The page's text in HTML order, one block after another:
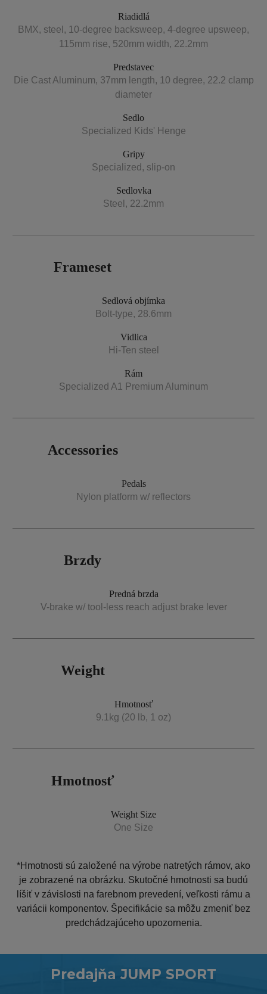
Riadidlá
BMX, steel, 10-degree backsweep, 4-degree upsweep,
115mm rise, 520mm width, 22.2mm
Predstavec
Die Cast Aluminum, 37mm length, 10 degree, 22.2 clamp
diameter
Sedlo
Specialized Kids' Henge
Gripy
Specialized, slip-on
Sedlovka
Steel, 22.2mm
Frameset
Sedlová objímka
Bolt-type, 28.6mm
Vidlica
Hi-Ten steel
Rám
Specialized A1 Premium Aluminum
Accessories
Pedals
Nylon platform w/ reflectors
Brzdy
Predná brzda
V-brake w/ tool-less reach adjust brake lever
Weight
Hmotnosť
9.1kg (20 lb, 1 oz)
Hmotnosť
Weight Size
One Size
*Hmotnosti sú založené na výrobe natretých rámov, ako
je zobrazené na obrázku. Skutočné hmotnosti sa budú
líšiť v závislosti na farebnom prevedení, veľkosti rámu a
variácii komponentov. Špecifikácie sa môžu zmeniť bez
predchádzajúceho upozornenia.
Predajňa JUMP SPORT